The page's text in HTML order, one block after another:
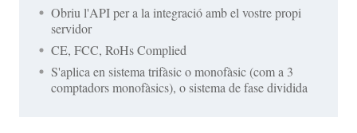
Obriu l'API per a la integració amb el vostre propi
servidor
CE, FCC, RoHs Complied
S'aplica en sistema trifàsic o monofàsic (com a 3
comptadors monofàsics), o sistema de fase dividida